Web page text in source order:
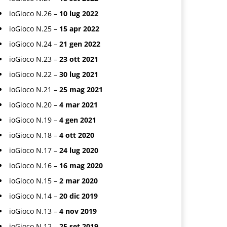
ioGioco N.26 – 10 lug 2022
ioGioco N.25 – 15 apr 2022
ioGioco N.24 – 21 gen 2022
ioGioco N.23 – 23 ott 2021
ioGioco N.22 – 30 lug 2021
ioGioco N.21 – 25 mag 2021
ioGioco N.20 – 4 mar 2021
ioGioco N.19 – 4 gen 2021
ioGioco N.18 – 4 ott 2020
ioGioco N.17 – 24 lug 2020
ioGioco N.16 – 16 mag 2020
ioGioco N.15 – 2 mar 2020
ioGioco N.14 – 20 dic 2019
ioGioco N.13 – 4 nov 2019